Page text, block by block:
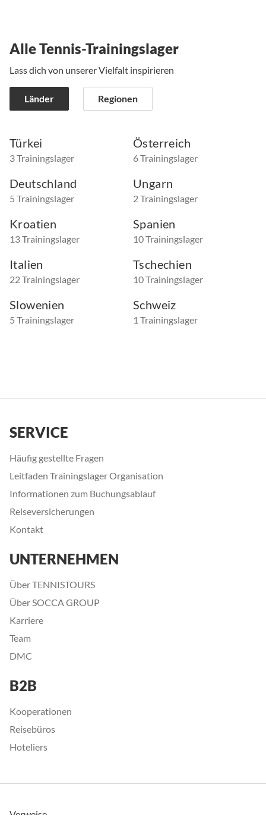
Alle Tennis-Trainingslager
Lass dich von unserer Vielfalt inspirieren
Länder Regionen
Türkei
3 Trainingslager
Österreich
6 Trainingslager
Deutschland
5 Trainingslager
Ungarn
2 Trainingslager
Kroatien
13 Trainingslager
Spanien
10 Trainingslager
Italien
22 Trainingslager
Tschechien
10 Trainingslager
Slowenien
5 Trainingslager
Schweiz
1 Trainingslager
SERVICE
Häufig gestellte Fragen
Leitfaden Trainingslager Organisation
Informationen zum Buchungsablauf
Reiseversicherungen
Kontakt
UNTERNEHMEN
Über TENNISTOURS
Über SOCCA GROUP
Karriere
Team
DMC
B2B
Kooperationen
Reisebüros
Hoteliers
Verweise